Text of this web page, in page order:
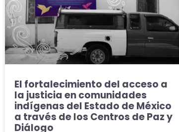
El fortalecimiento del acceso a
la justicia en comunidades
indígenas del Estado de México
a través de los Centros de Paz y
Diálogo